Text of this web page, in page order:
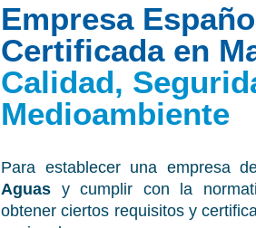
Empresa
Certificada en
Calidad,
Medioambiente
Para establecer una empresa
Aguas y cumplir con la
obtener ciertos requisitos y